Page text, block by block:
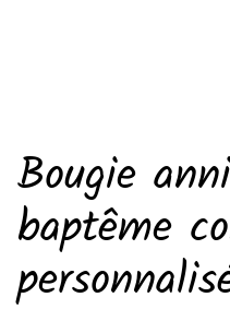
Bougie
baptême